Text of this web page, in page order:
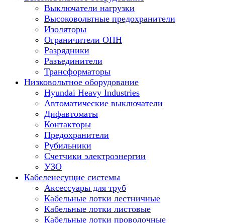
Выключатели нагрузки
Высоковольтные предохранители
Изоляторы
Ограничители ОПН
Разрядники
Разъединители
Трансформаторы
Низковольтное оборудование
Hyundai Heavy Industries
Автоматические выключатели
Дифавтоматы
Контакторы
Предохранители
Рубильники
Счетчики электроэнергии
УЗО
Кабеленесущие системы
Аксессуары для труб
Кабельные лотки лестничные
Кабельные лотки листовые
Кабельные лотки проволочные